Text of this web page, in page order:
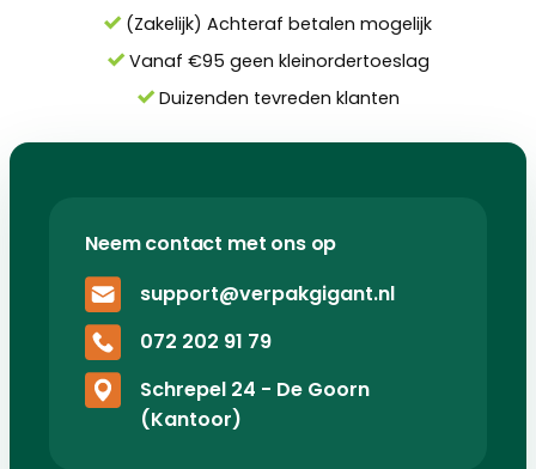
(Zakelijk) Achteraf betalen mogelijk
Vanaf €95 geen kleinordertoeslag
Duizenden tevreden klanten
Neem contact met ons op
support@verpakgigant.nl
072 202 91 79
Schrepel 24 - De Goorn
(Kantoor)